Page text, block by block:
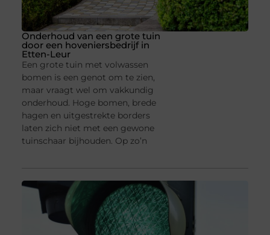
Onderhoud van een grote tuin
door een hoveniersbedrijf in
Etten-Leur
Een grote tuin met volwassen
bomen is een genot om te zien,
maar vraagt wel om vakkundig
onderhoud. Hoge bomen, brede
hagen en uitgestrekte borders
laten zich niet met een gewone
tuinschaar bijhouden. Op zo’n